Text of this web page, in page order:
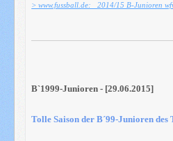
> www.fussball.de: 2014/15 B-Junioren
B`1999-Junioren - [29.06.2015]
Tolle Saison der B´99-Junioren des